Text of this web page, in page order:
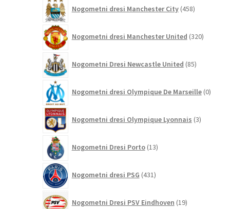
Nogometni dresi Manchester City 458izdelkov
Nogometni dresi Manchester United 320izdelkov
Nogometni Dresi Newcastle United 85izdelkov
Nogometni dresi Olympique De Marseille 0
Nogometni dresi Olympique Lyonnais 3izdelki
Nogometni Dresi Porto 13izdelkov
Nogometni dresi PSG 431izdelkov
Nogometni Dresi PSV Eindhoven 19izdelkov